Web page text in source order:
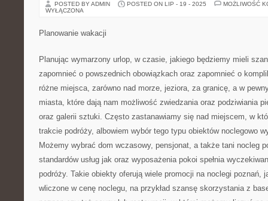
POSTED BY ADMIN POSTED ON LIP - 19 - 2025
MOŻLIWOŚĆ
WYŁĄCZONA
Planowanie wakacji
Planując wymarzony urlop, w czasie, jakiego będziemy mieli
zapomnieć o powszednich obowiązkach oraz zapomnieć o
różne miejsca, zarówno nad morze, jeziora, za granicę, a w
miasta, które dają nam możliwość zwiedzania oraz podziwiania
oraz galerii sztuki. Często zastanawiamy się nad miejscem, w
trakcie podróży, albowiem wybór tego typu obiektów noclegowo
Możemy wybrać dom wczasowy, pensjonat, a także tani nocleg
standardów usług jak oraz wyposażenia pokoi spełnia
podróży. Takie obiekty oferują wiele promocji na noclegi poznań,
wliczone w cenę noclegu, na przykład szansę skorzystania z